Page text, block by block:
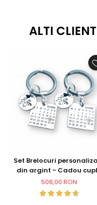
ALTI
Set Brelocuri
din argint - Cadou
508,00 RON